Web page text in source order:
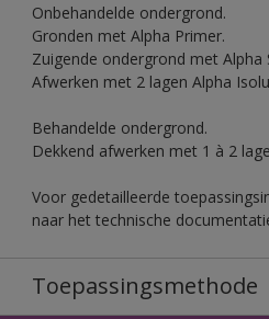
Onbehandelde ondergrond.
Gronden met Alpha Primer.
Zuigende ondergrond met Alpha
Afwerken met 2 lagen Alpha
Behandelde ondergrond.
Dekkend afwerken met 1 à 2
Voor gedetailleerde
naar het technische
Toepassingsmethode